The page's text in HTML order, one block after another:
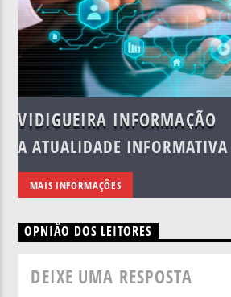
VIDIGUEIRA INFORMAÇÃO
A ATUALIDADE
MAIS INFORMAÇÕES
OPNIÃO DOS LEITORES
DEIXE UMA RESPOSTA